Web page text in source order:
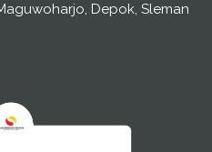
Depok, Sleman